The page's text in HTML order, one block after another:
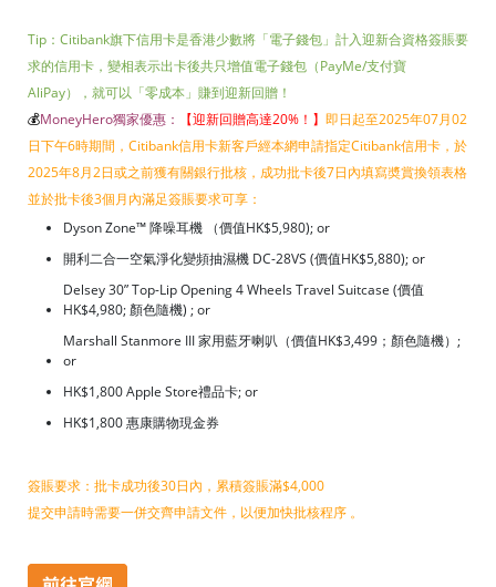
Tip：Citibank旗下信用卡是香港少數將「電子錢包」計入迎新合資格簽賬要
求的信用卡，變相表示出卡後共只增值電子錢包（PayMe/支付寶
AliPay），就可以「零成本」賺到迎新回贈！
💰MoneyHero獨家優惠： 【迎新回贈高達20%！ 】 即日起至2025年07月02
日下午6時期間，Citibank信用卡新客戶經本網申請指定Citibank信用卡，於
2025年8月2日或之前獲有關銀行批核，成功批卡後7日內填寫奬賞換領表格
並於批卡後3個月內滿足簽賬要求可享：
Dyson Zone™ 降噪耳機 （價值HK$5,980); or
開利二合一空氣淨化變頻抽濕機 DC-28VS (價值HK$5,880); or
Delsey 30” Top-Lip Opening 4 Wheels Travel Suitcase (價值
HK$4,980; 顏色隨機) ; or
Marshall Stanmore III 家用藍牙喇叭（價值HK$3,499；顏色隨機）;
or
HK$1,800 Apple Store禮品卡; or
HK$1,800 惠康購物現金券
簽賬要求：批卡成功後30日內，累積簽賬滿$4,000
提交申請時需要一併交齊申請文件，以便加快批核程序 。